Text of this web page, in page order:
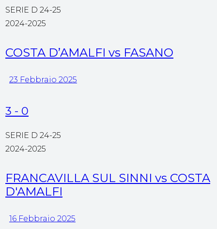
SERIE D 24-25
2024-2025
COSTA D’AMALFI vs FASANO
23 Febbraio 2025
3 - 0
SERIE D 24-25
2024-2025
FRANCAVILLA SUL SINNI vs COSTA
D'AMALFI
16 Febbraio 2025